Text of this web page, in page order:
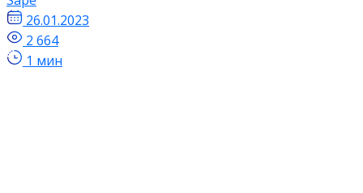
26.01.2023
2 664
1 мин